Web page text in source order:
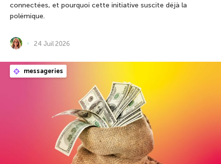
connectées, et pourquoi cette initiative suscite déjà la
polémique.
24 Juil 2026
messageries